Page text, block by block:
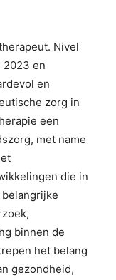
Nivel
2023 en
en
zorg in
een
met name
die in
binnen de
het belang
gezondheid,